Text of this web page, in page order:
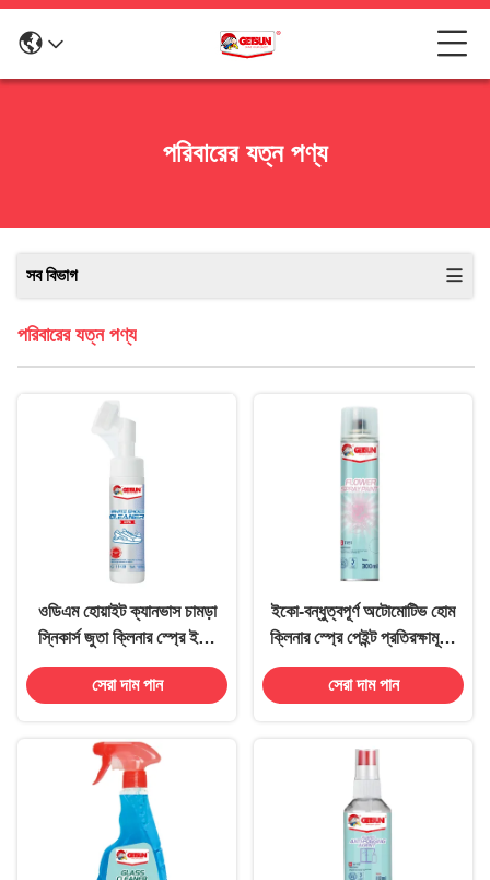
পরিবারের যত্ন পণ্য
সব বিভাগ
পরিবারের যত্ন পণ্য
ওডিএম হোয়াইট ক্যানভাস চামড়া
স্নিকার্স জুতা ক্লিনার স্প্রে ইকো
বন্ধুত্বপূর্ণ
সেরা দাম পান
ইকো-বন্ধুত্বপূর্ণ অটোমোটিভ হোম
ক্লিনার স্প্রে পেইন্ট প্রতিরক্ষামূলক
লেপ ROHS স্ট্যান্ডার্ড
সেরা দাম পান